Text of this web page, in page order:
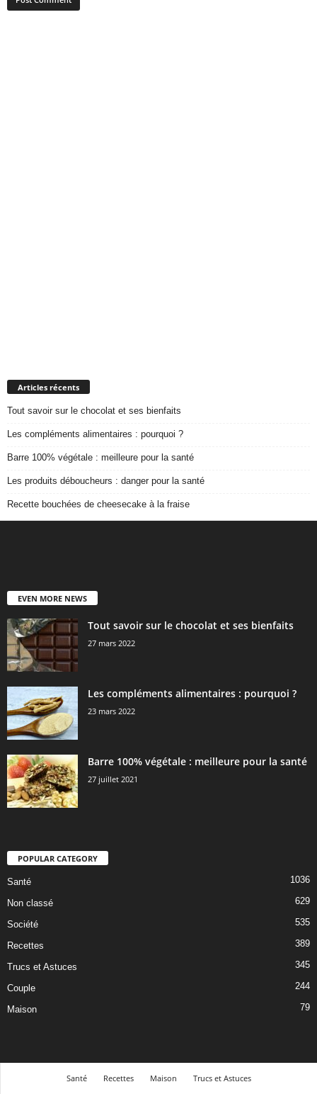
Articles récents
Tout savoir sur le chocolat et ses bienfaits
Les compléments alimentaires : pourquoi ?
Barre 100% végétale : meilleure pour la santé
Les produits déboucheurs : danger pour la santé
Recette bouchées de cheesecake à la fraise
EVEN MORE NEWS
Tout savoir sur le chocolat et ses bienfaits
27 mars 2022
Les compléments alimentaires : pourquoi ?
23 mars 2022
Barre 100% végétale : meilleure pour la santé
27 juillet 2021
POPULAR CATEGORY
Santé 1036
Non classé 629
Société 535
Recettes 389
Trucs et Astuces 345
Couple 244
Maison 79
Santé Recettes Maison Trucs et Astuces